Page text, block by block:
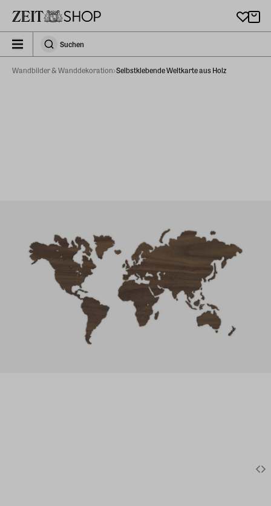
zeit_storefront.components.search.collapsed
SuchenSuchen
Wandbilder & Wanddekoration Selbstklebende Weltkarte aus Holz